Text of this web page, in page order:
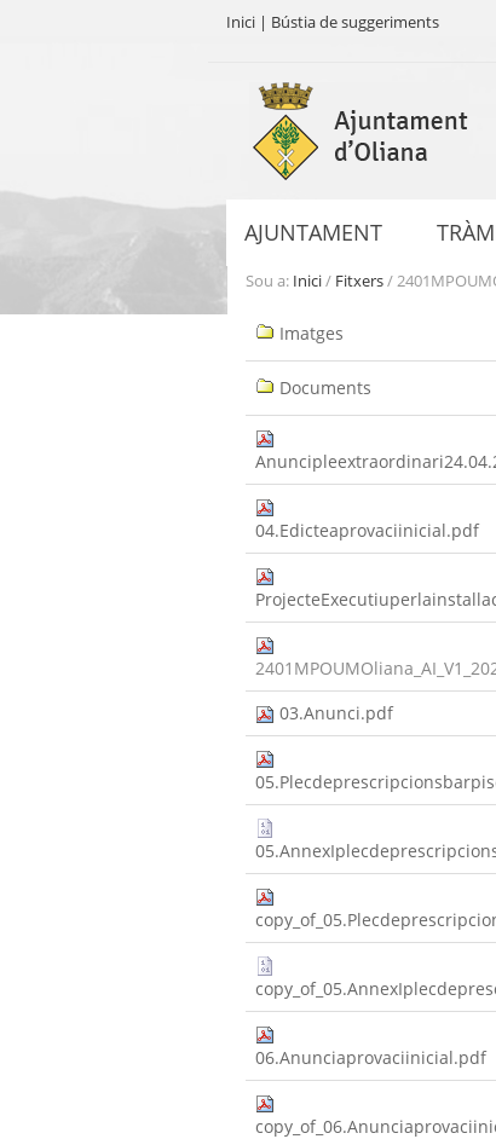
Inici | Bústia de suggeriments
contingut.
navegació
AJUNTAMENT
Sou a: Inici/ Fitxers/
Navegació
Imatges
Documents
04.Edicteaprovaciinicial.pdf
03.Anunci.pdf
06.Anunciaprovaciinicial.pdf